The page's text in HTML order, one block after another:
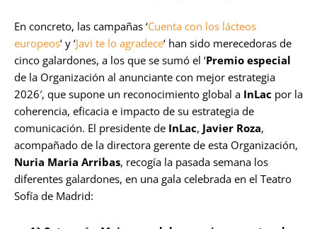
En concreto, las campañas ‘Cuenta con los lácteos
europeos‘ y ‘Javi te lo agradece‘ han sido merecedoras de
cinco galardones, a los que se sumó el ‘Premio especial
de la Organización al anunciante con mejor estrategia
2026′, que supone un reconocimiento global a InLac por la
coherencia, eficacia e impacto de su estrategia de
comunicación. El presidente de InLac, Javier Roza,
acompañado de la directora gerente de esta Organización,
Nuria Maria Arribas, recogía la pasada semana los
diferentes galardones, en una gala celebrada en el Teatro
Sofía de Madrid: